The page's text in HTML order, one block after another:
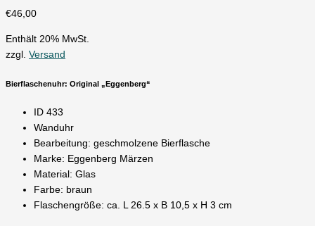
€46,00
Enthält 20% MwSt.
zzgl. Versand
Bierflaschenuhr: Original „Eggenberg“
ID 433
Wanduhr
Bearbeitung: geschmolzene Bierflasche
Marke: Eggenberg Märzen
Material: Glas
Farbe: braun
Flaschengröße: ca. L 26.5 x B 10,5 x H 3 cm